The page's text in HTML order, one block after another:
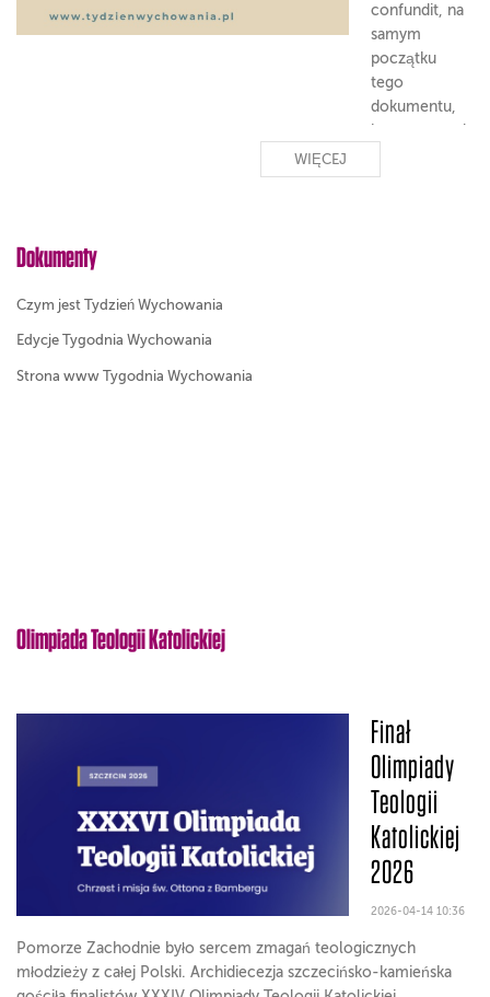
Dokumenty
Czym jest Tydzień Wychowania
Edycje Tygodnia Wychowania
Strona www Tygodnia Wychowania
confundit, na
samym
początku
tego
dokumentu,
tekstem,
Olimpiada Teologii Katolickiej
Finał
Olimpiady
Teologii
Katolickiej
2026
2026-04-14 10:36
Pomorze Zachodnie było sercem zmagań teologicznych
młodzieży z całej Polski. Archidiecezja szczecińsko-kamieńska
WIĘCEJ